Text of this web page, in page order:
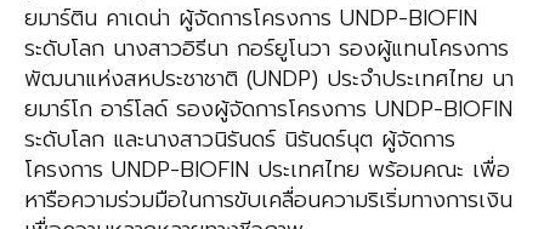
ยมาร์ติน คาเดน่า ผู้จัดการโครงการ UNDP-BIOFIN
ระดับโลก นางสาวอิรีนา กอร์ยูโนวา รองผู้แทนโครงการ
พัฒนาแห่งสหประชาชาติ (UNDP) ประจำประเทศไทย นา
ยมาร์โก อาร์โลด์ รองผู้จัดการโครงการ UNDP-BIOFIN
ระดับโลก และนางสาวนิรันดร์ นิรันดร์นุต ผู้จัดการ
โครงการ UNDP-BIOFIN ประเทศไทย พร้อมคณะ เพื่อ
หารือความร่วมมือในการขับเคลื่อนความริเริ่มทางการเงิน